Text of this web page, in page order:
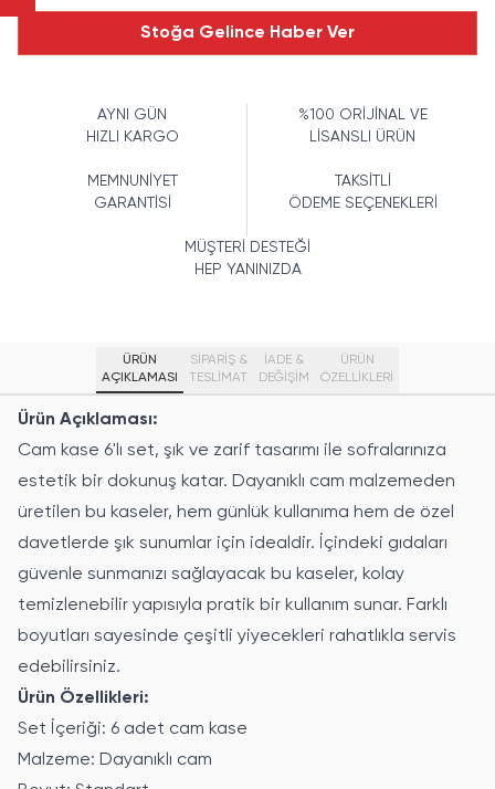
Stoğa Gelince Haber Ver
AYNI GÜN
HIZLI KARGO
%100 ORİJİNAL VE
LİSANSLI ÜRÜN
MEMNUNİYET
GARANTİSİ
TAKSİTLİ
ÖDEME SEÇENEKLERİ
MÜŞTERİ DESTEĞİ
HEP YANINIZDA
ÜRÜN
AÇIKLAMASI
SİPARİŞ &
TESLİMAT
İADE &
DEĞİŞİM
ÜRÜN
ÖZELLIKLERI
Ürün Açıklaması:
Cam kase 6'lı set, şık ve zarif tasarımı ile sofralarınıza
estetik bir dokunuş katar. Dayanıklı cam malzemeden
üretilen bu kaseler, hem günlük kullanıma hem de özel
davetlerde şık sunumlar için idealdir. İçindeki gıdaları
güvenle sunmanızı sağlayacak bu kaseler, kolay
temizlenebilir yapısıyla pratik bir kullanım sunar. Farklı
boyutları sayesinde çeşitli yiyecekleri rahatlıkla servis
edebilirsiniz.
Ürün Özellikleri:
Set İçeriği: 6 adet cam kase
Malzeme: Dayanıklı cam